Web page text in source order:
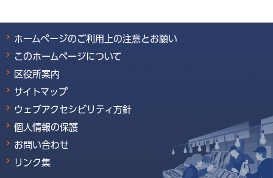
ホームページのご利用上の注意とお願い
このホームページについて
区役所案内
サイトマップ
ウェブアクセシビリティ方針
個人情報の保護
お問い合わせ
リンク集